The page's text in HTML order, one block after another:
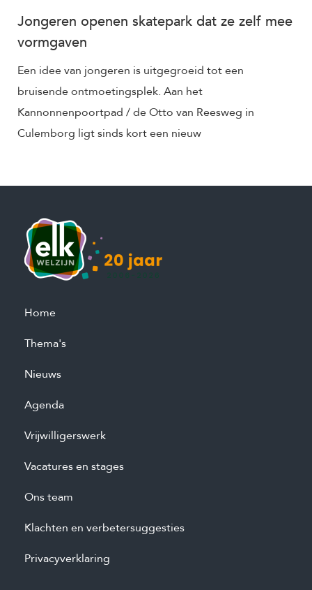
Jongeren openen skatepark dat ze zelf mee
vormgaven
Een idee van jongeren is uitgegroeid tot een
bruisende ontmoetingsplek. Aan het
Kannonnenpoortpad / de Otto van Reesweg in
Culemborg ligt sinds kort een nieuw
Home
Thema's
Nieuws
Agenda
Vrijwilligerswerk
Vacatures en stages
Ons team
Klachten en verbetersuggesties
Privacyverklaring